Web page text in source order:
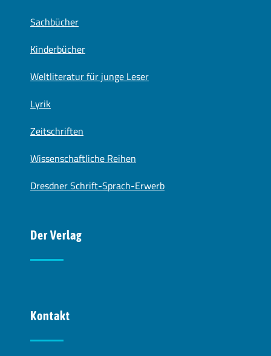
Sachbücher
Kinderbücher
Weltliteratur für junge Leser
Lyrik
Zeitschriften
Wissenschaftliche Reihen
Dresdner Schrift-Sprach-Erwerb
Der Verlag
Kontakt